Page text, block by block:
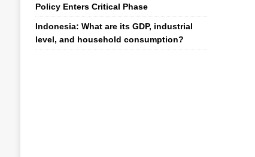
Policy Enters Critical Phase
Indonesia: What are its GDP, industrial
level, and household consumption?